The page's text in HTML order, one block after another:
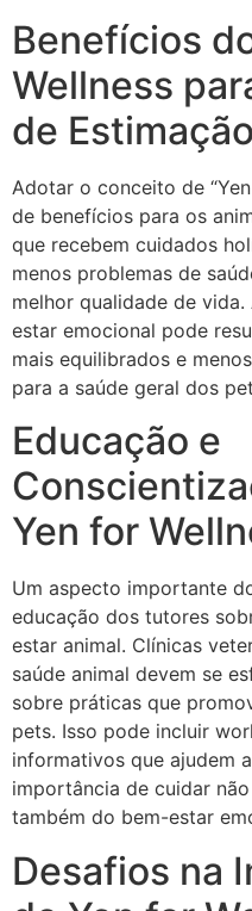
Benefícios
Wellness
de Estimação
Adotar o conceito de
de benefícios para os
que recebem cuidados
menos problemas de
melhor qualidade de
estar emocional pode
mais equilibrados e
para a saúde geral dos
Educação e
Yen for
Um aspecto importante
educação dos tutores
estar animal. Clínicas
saúde animal devem se
sobre práticas que
pets. Isso pode incluir
informativos que ajudem
importância de cuidar
também do bem-estar
Desafios na